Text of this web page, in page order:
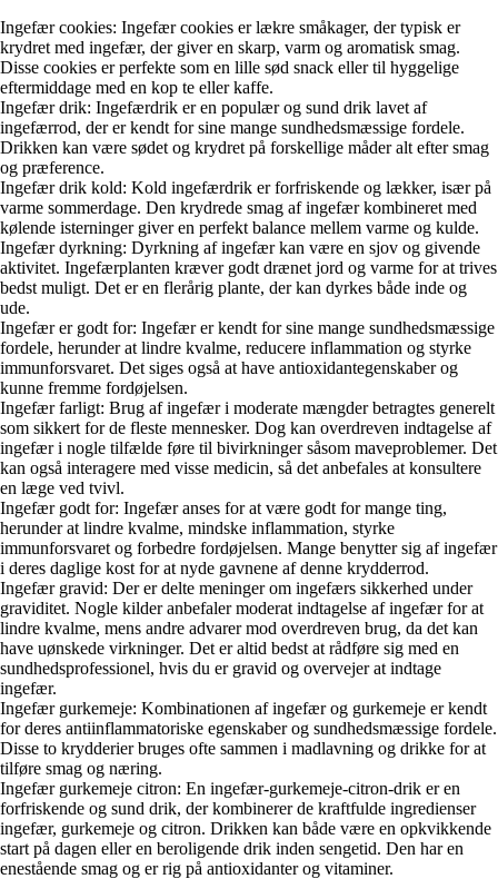
Ingefær cookies: Ingefær cookies er lækre småkager, der typisk er
krydret med ingefær, der giver en skarp, varm og aromatisk smag.
Disse cookies er perfekte som en lille sød snack eller til hyggelige
eftermiddage med en kop te eller kaffe.
Ingefær drik: Ingefærdrik er en populær og sund drik lavet af
ingefærrod, der er kendt for sine mange sundhedsmæssige fordele.
Drikken kan være sødet og krydret på forskellige måder alt efter smag
og præference.
Ingefær drik kold: Kold ingefærdrik er forfriskende og lækker, især på
varme sommerdage. Den krydrede smag af ingefær kombineret med
kølende isterninger giver en perfekt balance mellem varme og kulde.
Ingefær dyrkning: Dyrkning af ingefær kan være en sjov og givende
aktivitet. Ingefærplanten kræver godt drænet jord og varme for at trives
bedst muligt. Det er en flerårig plante, der kan dyrkes både inde og
ude.
Ingefær er godt for: Ingefær er kendt for sine mange sundhedsmæssige
fordele, herunder at lindre kvalme, reducere inflammation og styrke
immunforsvaret. Det siges også at have antioxidantegenskaber og
kunne fremme fordøjelsen.
Ingefær farligt: Brug af ingefær i moderate mængder betragtes generelt
som sikkert for de fleste mennesker. Dog kan overdreven indtagelse af
ingefær i nogle tilfælde føre til bivirkninger såsom maveproblemer. Det
kan også interagere med visse medicin, så det anbefales at konsultere
en læge ved tvivl.
Ingefær godt for: Ingefær anses for at være godt for mange ting,
herunder at lindre kvalme, mindske inflammation, styrke
immunforsvaret og forbedre fordøjelsen. Mange benytter sig af ingefær
i deres daglige kost for at nyde gavnene af denne krydderrod.
Ingefær gravid: Der er delte meninger om ingefærs sikkerhed under
graviditet. Nogle kilder anbefaler moderat indtagelse af ingefær for at
lindre kvalme, mens andre advarer mod overdreven brug, da det kan
have uønskede virkninger. Det er altid bedst at rådføre sig med en
sundhedsprofessionel, hvis du er gravid og overvejer at indtage
ingefær.
Ingefær gurkemeje: Kombinationen af ingefær og gurkemeje er kendt
for deres antiinflammatoriske egenskaber og sundhedsmæssige fordele.
Disse to krydderier bruges ofte sammen i madlavning og drikke for at
tilføre smag og næring.
Ingefær gurkemeje citron: En ingefær-gurkemeje-citron-drik er en
forfriskende og sund drik, der kombinerer de kraftfulde ingredienser
ingefær, gurkemeje og citron. Drikken kan både være en opkvikkende
start på dagen eller en beroligende drik inden sengetid. Den har en
enestående smag og er rig på antioxidanter og vitaminer.